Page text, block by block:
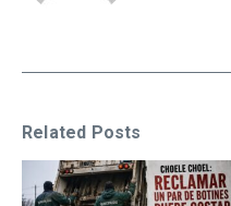
Related Posts